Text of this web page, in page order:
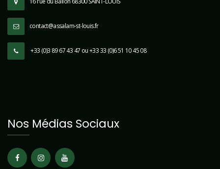
contact@assalam-st-louis.fr
+33 (0)3 89 67 43 47 ou +33 33 (0)6 51 10 45 08
Nos Médias Sociaux